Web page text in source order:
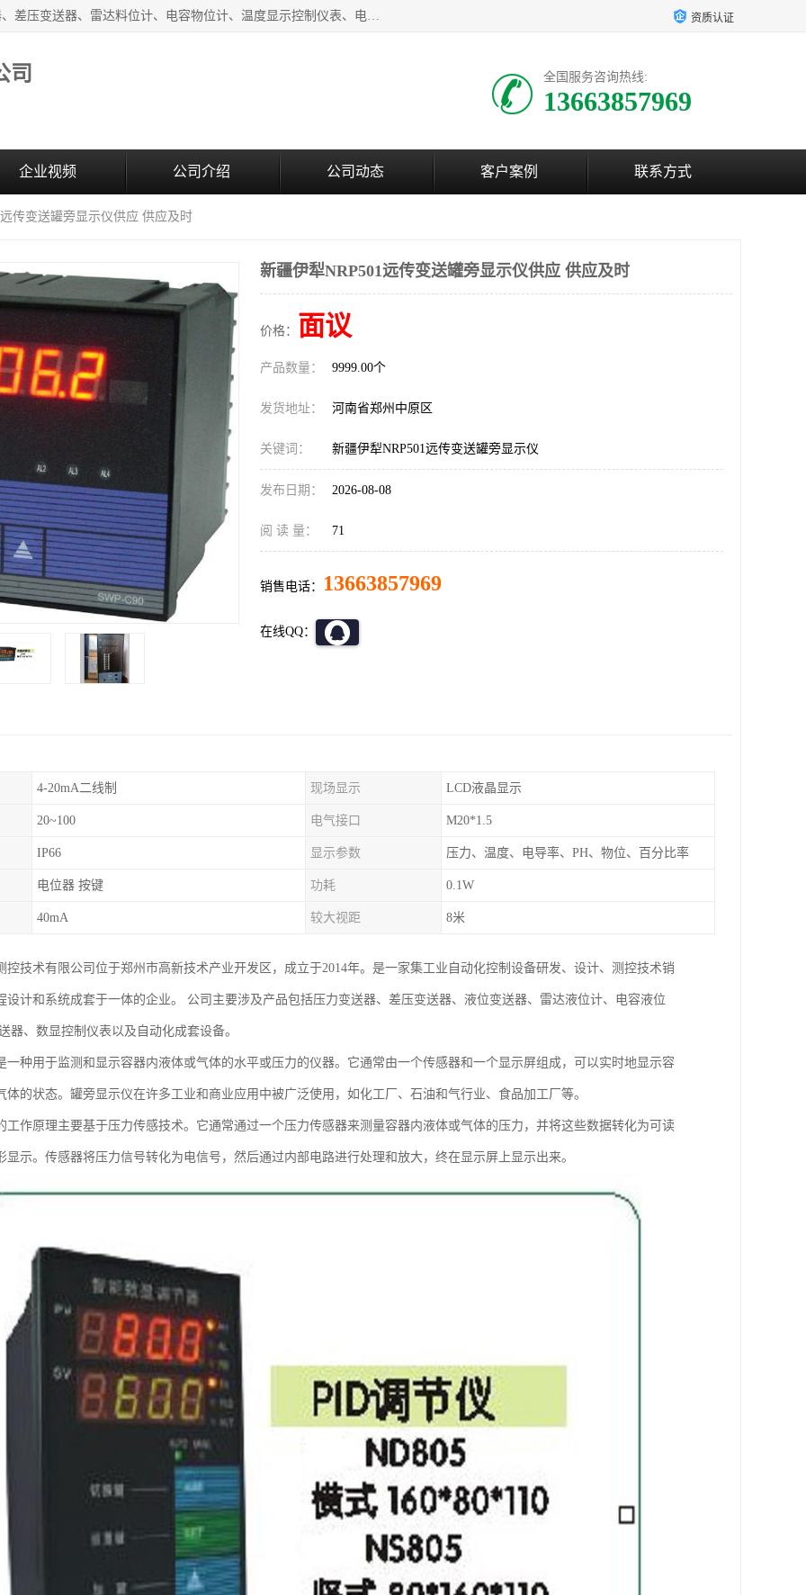
河南新瑞普测控技术有限公司主营：压力变送器、液位变送器、差压变送器、雷达料位计、电容物位计、温度显示控制仪表、电量变送器、流量计、工业自动化系统成套设备。 资质认证
司 全国服务咨询热线:
13663857969
企业视频 公司介绍 公司动态 客户案例 联系方式
传变送罐旁显示仪供应 供应及时
新疆伊犁NRP501远传变送罐旁显示仪供应 供应及时
价格： 面议
产品数量： 9999.00个
发货地址： 河南省郑州中原区
关键词： 新疆伊犁NRP501远传变送罐旁显示仪
发布日期： 2026-08-08
阅 读 量： 71
销售电话： 13663857969
在线QQ：
4-20mA二线制 现场显示 LCD液晶显示
20~100 电气接口 M20*1.5
IP66 显示参数 压力、温度、电导率、PH、物位、百分比率
电位器 按键 功耗 0.1W
40mA 较大视距 8米
控技术有限公司位于郑州市高新技术产业开发区，成立于2014年。是一家集工业自动化控制设备研发、设计、测控技术销
设计和系统成套于一体的企业。 公司主要涉及产品包括压力变送器、差压变送器、液位变送器、雷达液位计、电容液位
器、数显控制仪表以及自动化成套设备。
一种用于监测和显示容器内液体或气体的水平或压力的仪器。它通常由一个传感器和一个显示屏组成，可以实时地显示容
体的状态。罐旁显示仪在许多工业和商业应用中被广泛使用，如化工厂、石油和气行业、食品加工厂等。
工作原理主要基于压力传感技术。它通常通过一个压力传感器来测量容器内液体或气体的压力，并将这些数据转化为可读
显示。传感器将压力信号转化为电信号，然后通过内部电路进行处理和放大，终在显示屏上显示出来。